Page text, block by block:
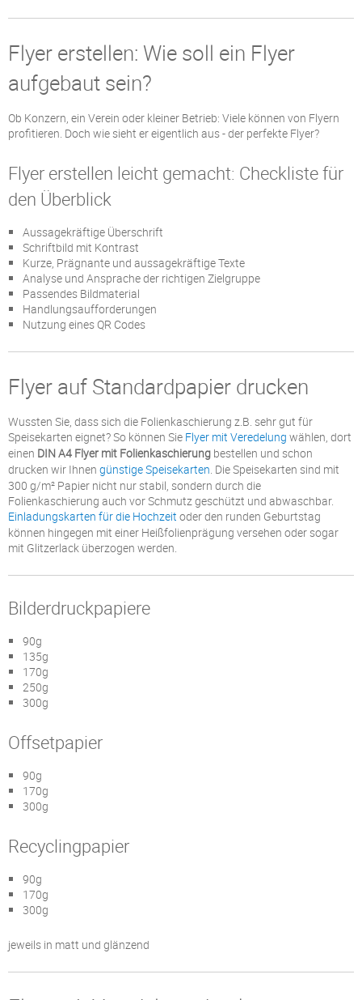
Flyer erstellen: Wie soll ein Flyer
aufgebaut sein?
Ob Konzern, ein Verein oder kleiner Betrieb: Viele können von Flyern
profitieren. Doch wie sieht er eigentlich aus - der perfekte Flyer?
Flyer erstellen leicht gemacht: Checkliste für
den Überblick
Aussagekräftige Überschrift
Schriftbild mit Kontrast
Kurze, Prägnante und aussagekräftige Texte
Analyse und Ansprache der richtigen Zielgruppe
Passendes Bildmaterial
Handlungsaufforderungen
Nutzung eines QR Codes
Flyer auf Standardpapier drucken
Wussten Sie, dass sich die Folienkaschierung z.B. sehr gut für
Speisekarten eignet? So können Sie Flyer mit Veredelung wählen, dort
einen DIN A4 Flyer mit Folienkaschierung bestellen und schon
drucken wir Ihnen günstige Speisekarten. Die Speisekarten sind mit
300 g/m² Papier nicht nur stabil, sondern durch die
Folienkaschierung auch vor Schmutz geschützt und abwaschbar.
Einladungskarten für die Hochzeit oder den runden Geburtstag
können hingegen mit einer Heißfolienprägung versehen oder sogar
mit Glitzerlack überzogen werden.
Bilderdruckpapiere
90g
135g
170g
250g
300g
Offsetpapier
90g
170g
300g
Recyclingpapier
90g
170g
300g
jeweils in matt und glänzend